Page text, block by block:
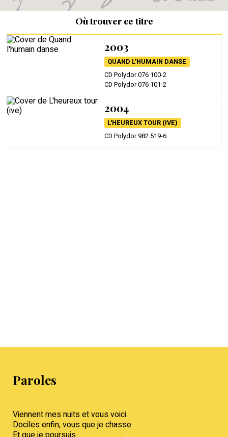
Où trouver ce titre
2003
QUAND L'HUMAIN DANSE
CD Polydor 076 100-2
CD Polydor 076 101-2
2004
L'HEUREUX TOUR (IVE)
CD Polydor 982 519-6
Paroles
Viennent mes nuits et vous voici
Dociles enfin, vous que je chasse